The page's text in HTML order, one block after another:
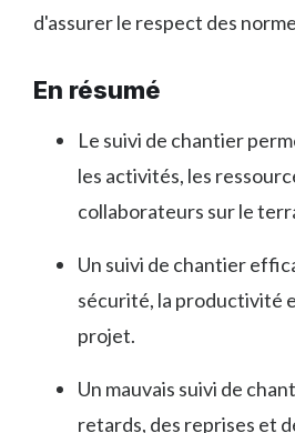
d'assurer le respect des
En résumé
Le suivi de chantier
les activités, les
collaborateurs sur le
Un suivi de chantier
sécurité, la productivité
projet.
Un mauvais suivi de
retards, des reprises et